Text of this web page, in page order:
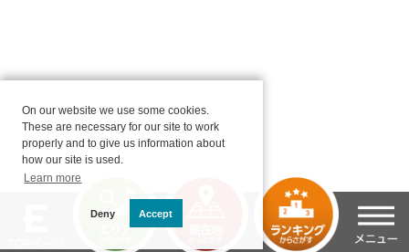
On our website we use some cookies.
These are necessary for our site to work
properly and to give us information about
how our site is used.
Learn more
Deny Accept